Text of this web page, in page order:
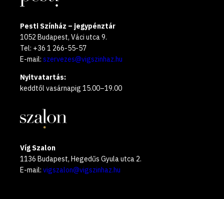
Pesti Színház – jegypénztár
1052 Budapest, Váci utca 9.
Tel: +36 1 266-55-57
E-mail: szervezes@vigszinhaz.hu
Nyitvatartás:
keddtől vasárnapig 15.00–19.00
Víg Szalon
1136 Budapest, Hegedűs Gyula utca 2.
E-mail: vigszalon@vigszinhaz.hu